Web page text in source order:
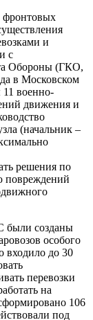
фронтовых
и
с
Обороны (ГКО,
в Московском
военно-
движения и
(начальник –
решения по
повреждений
созданы
особого
входило до 30
перевозки
на
106
под